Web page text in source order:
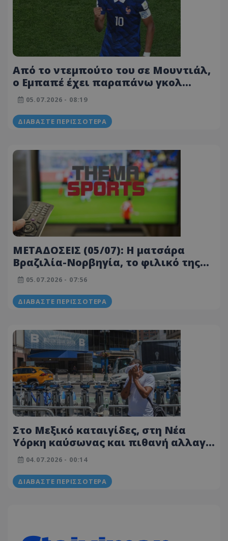
Από το ντεμπούτο του σε Μουντιάλ,
ο Εμπαπέ έχει παραπάνω γκολ
από... Βραζιλία, Αγγλία, Πορτογαλία
και Ισπανία στα νοκ-άουτ!
05.07.2026 - 08:19
ΔΙΑΒΆΣΤΕ ΠΕΡΙΣΣΌΤΕΡΑ
ΜΕΤΑΔΟΣΕΙΣ (05/07): Η ματσάρα
Βραζιλία-Νορβηγία, το φιλικό της
Ομόνοιας και αγώνες τένις για το
Wimbledon!
05.07.2026 - 07:56
ΔΙΑΒΆΣΤΕ ΠΕΡΙΣΣΌΤΕΡΑ
Στο Μεξικό καταιγίδες, στη Νέα
Υόρκη καύσωνας και πιθανή αλλαγή
ώρας και στο Βραζιλία-Νορβηγία!
04.07.2026 - 00:14
ΔΙΑΒΆΣΤΕ ΠΕΡΙΣΣΌΤΕΡΑ